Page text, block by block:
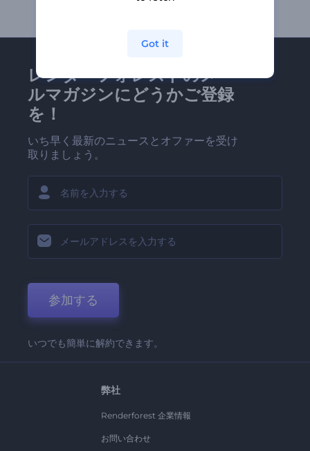
レンダーフォレストのメー
ルマガジンにどうかご登録
を！
いち早く最新のニュースとオファーを受け
取りましょう。
参加する
いつでも簡単に解約できます。
弊社
Renderforest 企業情報
お問い合わせ
Got it